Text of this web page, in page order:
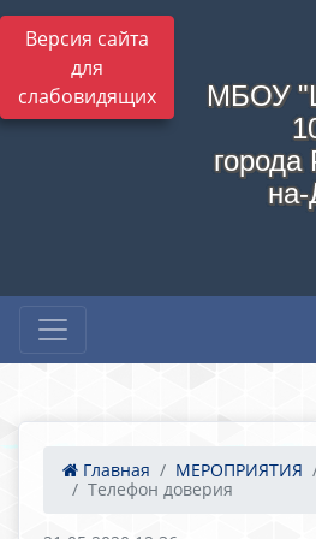
Версия сайта
для
слабовидящих
МБОУ
города
Главная МЕРОПРИЯТИЯ
Телефон доверия